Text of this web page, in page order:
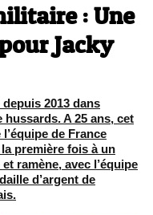
: Une
Jacky
2013 dans
hussards. A 25 ans, cet
de France
première fois à un
ramène, avec l’équipe
d’argent de